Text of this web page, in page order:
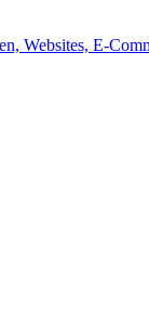
Websites, E-